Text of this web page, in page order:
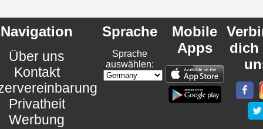
Navigation
Über uns
Kontakt
Privatheit
Werbung
Sprache
Sprache
auswählen:
Mobile
Apps
dich